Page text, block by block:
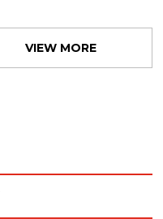
VIEW MORE